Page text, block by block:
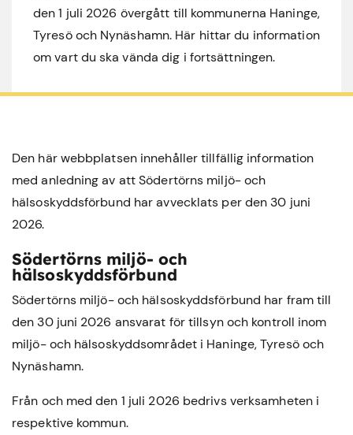
den 1 juli 2026 övergått till kommunerna Haninge,
Tyresö och Nynäshamn. Här hittar du information
om vart du ska vända dig i fortsättningen.
Den här webbplatsen innehåller tillfällig information
med anledning av att Södertörns miljö- och
hälsoskyddsförbund har avvecklats per den 30 juni
2026.
Södertörns miljö- och
hälsoskyddsförbund
Södertörns miljö- och hälsoskyddsförbund har fram till
den 30 juni 2026 ansvarat för tillsyn och kontroll inom
miljö- och hälsoskyddsområdet i Haninge,Tyresöoch
Nynäshamn.
Från och med den 1 juli 2026 bedrivs verksamheten i
respektive kommun.